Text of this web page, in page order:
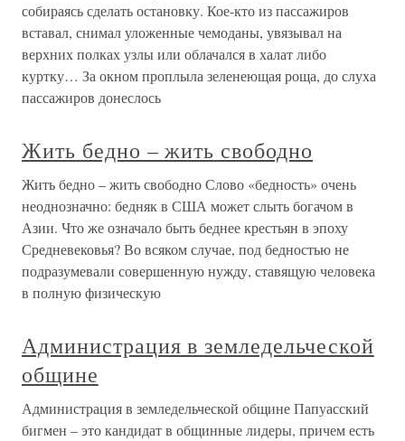
собираясь сделать остановку. Кое-кто из пассажиров
вставал, снимал уложенные чемоданы, увязывал на
верхних полках узлы или облачался в халат либо
куртку… За окном проплыла зеленеющая роща, до слуха
пассажиров донеслось
Жить бедно – жить свободно
Жить бедно – жить свободно Слово «бедность» очень
неоднозначно: бедняк в США может слыть богачом в
Азии. Что же означало быть беднее крестьян в эпоху
Средневековья? Во всяком случае, под бедностью не
подразумевали совершенную нужду, ставящую человека
в полную физическую
Администрация в земледельческой
общине
Администрация в земледельческой общине Папуасский
бигмен – это кандидат в общинные лидеры, причем есть